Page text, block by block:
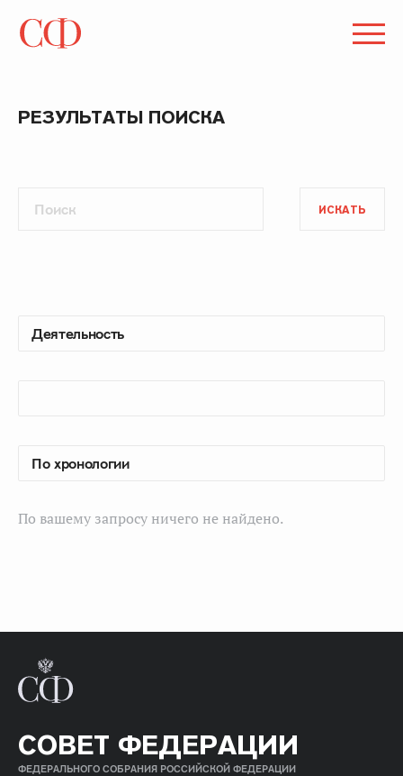
РЕЗУЛЬТАТЫ ПОИСКА
ИСКАТЬ
По вашему запросу ничего не найдено.
СОВЕТ ФЕДЕРАЦИИ
ФЕДЕРАЛЬНОГО СОБРАНИЯ РОССИЙСКОЙ ФЕДЕРАЦИИ